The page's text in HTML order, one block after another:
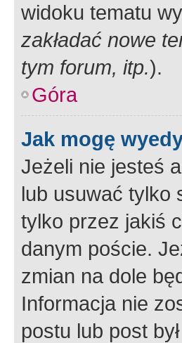
widoku tematu
zakładać nowe
tym forum, itp.).
Góra
Jak mogę
Jeżeli nie jesteś
lub usuwać tylko
tylko przez jakiś
danym poście.
zmian na dole
Informacja nie
postu lub post